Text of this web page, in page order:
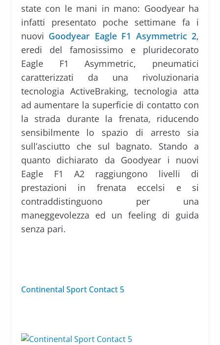
state con le mani in mano: Goodyear ha
infatti presentato poche settimane fa i
nuovi Goodyear Eagle F1 Asymmetric 2,
eredi del famosissimo e pluridecorato
Eagle F1 Asymmetric, pneumatici
caratterizzati da una rivoluzionaria
tecnologia ActiveBraking, tecnologia atta
ad aumentare la superficie di contatto con
la strada durante la frenata, riducendo
sensibilmente lo spazio di arresto sia
sull’asciutto che sul bagnato. Stando a
quanto dichiarato da Goodyear i nuovi
Eagle F1 A2 raggiungono livelli di
prestazioni in frenata eccelsi e si
contraddistinguono per una
maneggevolezza ed un feeling di guida
senza pari.
Continental Sport Contact 5